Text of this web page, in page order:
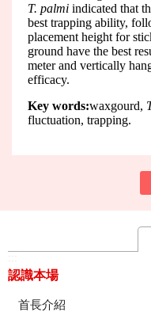
T. palmi indicated that
best trapping ability,
placement height for
ground have the best
meter and vertically
efficacy.
Key words:waxgourd,
fluctuation, trapping.
認識本場
首長介紹